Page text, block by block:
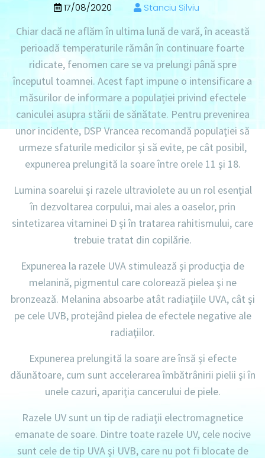
17/08/2020 Stanciu Silviu
Chiar dacă ne aflăm în ultima lună de vară, în această
perioadă temperaturile rămân în continuare foarte
ridicate, fenomen care se va prelungi până spre
începutul toamnei. Acest fapt impune o intensificare a
măsurilor de informare a populației privind efectele
caniculei asupra stării de sănătate. Pentru prevenirea
unor incidente, DSP Vrancea recomandă populaţiei să
urmeze sfaturile medicilor şi să evite, pe cât posibil,
expunerea prelungită la soare între orele 11 şi 18.
Lumina soarelui şi razele ultraviolete au un rol esenţial
în dezvoltarea corpului, mai ales a oaselor, prin
sintetizarea vitaminei D şi în tratarea rahitismului, care
trebuie tratat din copilărie.
Expunerea la razele UVA stimulează şi producţia de
melanină, pigmentul care colorează pielea şi ne
bronzează. Melanina absoarbe atât radiaţiile UVA, cât şi
pe cele UVB, protejând pielea de efectele negative ale
radiaţiilor.
Expunerea prelungită la soare are însă şi efecte
dăunătoare, cum sunt accelerarea îmbătrânirii pielii şi în
unele cazuri, apariţia cancerului de piele.
Razele UV sunt un tip de radiaţii electromagnetice
emanate de soare. Dintre toate razele UV, cele nocive
sunt cele de tip UVA şi UVB, care nu pot fi blocate de